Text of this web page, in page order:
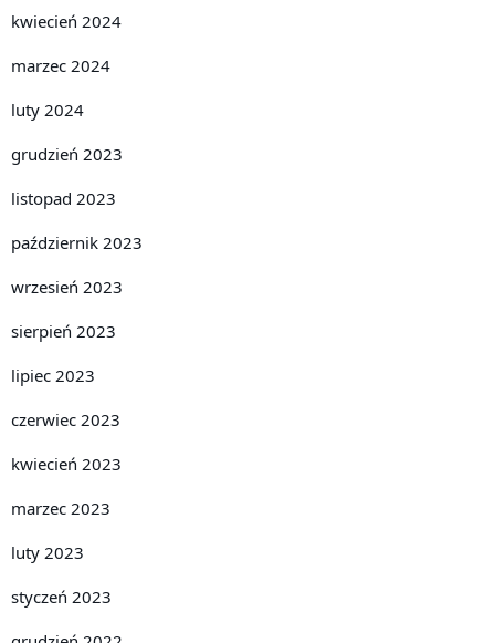
kwiecień 2024
marzec 2024
luty 2024
grudzień 2023
listopad 2023
październik 2023
wrzesień 2023
sierpień 2023
lipiec 2023
czerwiec 2023
kwiecień 2023
marzec 2023
luty 2023
styczeń 2023